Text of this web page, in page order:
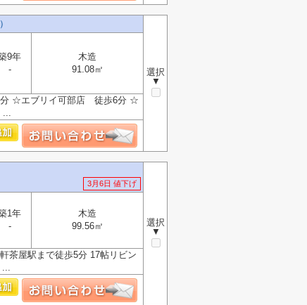
選択
▼
9年
-
木造
91.08㎡
5分 ☆エブリイ可部店 徒歩6分 ☆
...
3月6日 値下げ
選択
▼
1年
-
木造
99.56㎡
茶屋駅まで徒歩5分 17帖リビン
...